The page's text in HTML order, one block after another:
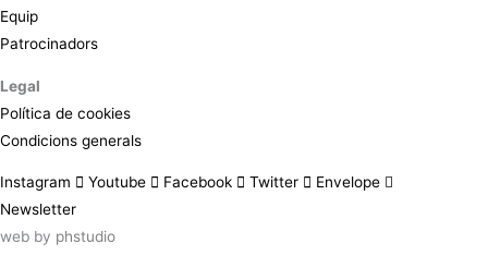
Equip
Patrocinadors
Legal
Política de cookies
Condicions generals
Instagram Youtube Facebook Twitter
Envelope
Newsletter
web by phstudio